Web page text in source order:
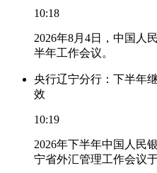
10:18
2026年8月4日，中国人
半年工作会议。
央行辽宁分行：下半年
效
10:19
2026年下半年中国人民
宁省外汇管理工作会议